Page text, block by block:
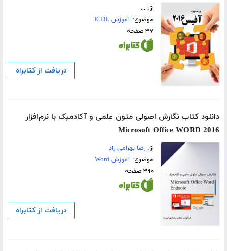
از: ...
موضوع:آموزش ICDL
۳۷ صفحه
دریافت از کتابراه
دانلود کتاب نگارش اصولی متون علمی و آکادمیک با نرم‌افزار
Microsoft Office WORD 2016
از:رضا بهرامی راد
موضوع:آموزش Word
۳۹۰ صفحه
دریافت از کتابراه